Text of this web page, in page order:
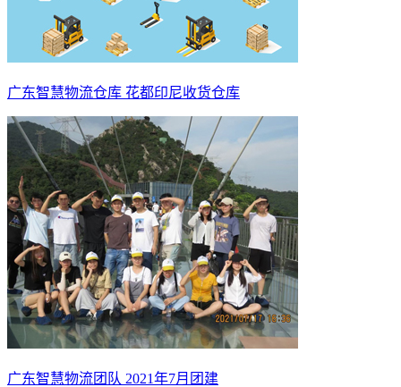
广东智慧物流仓库 花都印尼收货仓库
广东智慧物流团队 2021年7月团建